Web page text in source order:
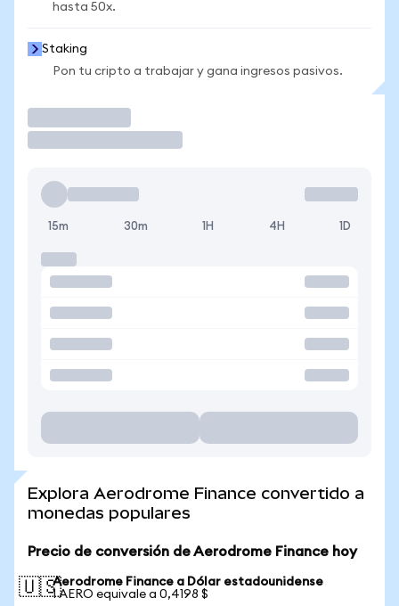
hasta 50x.
Staking
Pon tu cripto a trabajar y gana ingresos pasivos.
15m 30m 1H 4H 1D
Explora Aerodrome Finance convertido a
monedas populares
Precio de conversión de Aerodrome Finance hoy
🇺🇸Aerodrome Finance a Dólar estadounidense
1 AERO equivale a 0,4198 $